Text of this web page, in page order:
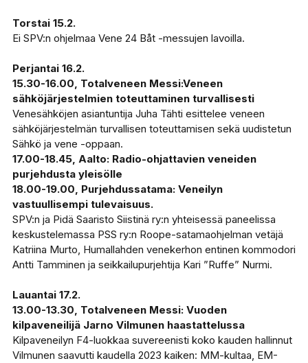
Torstai 15.2.
Ei SPV:n ohjelmaa Vene 24 Båt -messujen lavoilla.
Perjantai 16.2.
15.30-16.00, Totalveneen Messi:Veneen
sähköjärjestelmien toteuttaminen turvallisesti
Venesähköjen asiantuntija Juha Tähti esittelee veneen
sähköjärjestelmän turvallisen toteuttamisen sekä uudistetun
Sähkö ja vene -oppaan.
17.00-18.45, Aalto: Radio-ohjattavien veneiden
purjehdusta yleisölle
18.00-19.00, Purjehdussatama: Veneilyn
vastuullisempi tulevaisuus.
SPV:n ja Pidä Saaristo Siistinä ry:n yhteisessä paneelissa
keskustelemassa PSS ry:n Roope-satamaohjelman vetäjä
Katriina Murto, Humallahden venekerhon entinen kommodori
Antti Tamminen ja seikkailupurjehtija Kari ”Ruffe” Nurmi.
Lauantai 17.2.
13.00-13.30, Totalveneen Messi: Vuoden
kilpaveneilijä Jarno Vilmunen haastattelussa
Kilpaveneilyn F4-luokkaa suvereenisti koko kauden hallinnut
Vilmunen saavutti kaudella 2023 kaiken: MM-kultaa, EM-